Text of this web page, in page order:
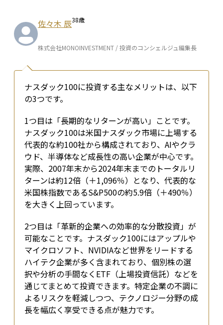
佐々木 辰38歳
株式会社MONOINVESTMENT / 投資のコンシェルジュ編集長
ナスダック100に投資する主なメリットは、以下
の3つです。
1つ目は「長期的なリターンが高い」ことです。
ナスダック100は米国ナスダック市場に上場する
代表的な約100社から構成されており、AIやクラ
ウド、半導体など成長性の高い企業が中心です。
実際、2007年末から2024年末までのトータルリ
ターンは約12倍（＋1,096％）となり、代表的な
米国株指数であるS&P500の約5.9倍（＋490％）
を大きく上回っています。
2つ目は「革新的企業への効率的な分散投資」が
可能なことです。ナスダック100にはアップルや
マイクロソフト、NVIDIAなど世界をリードする
ハイテク企業が多く含まれており、個別株の選
択や分析の手間なくETF（上場投資信託）などを
通じてまとめて投資できます。特定企業の不調に
よるリスクを軽減しつつ、テクノロジー分野の成
長を幅広く享受できる点が魅力です。